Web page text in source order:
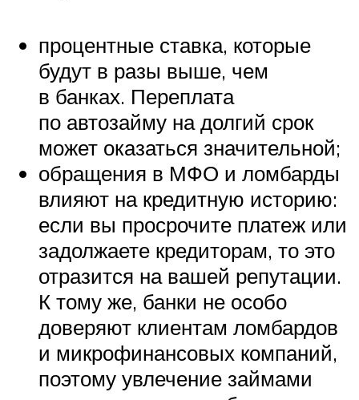
процентные ставка, которые
будут в разы выше, чем
в банках. Переплата
по автозайму на долгий срок
может оказаться значительной;
обращения в МФО и ломбарды
влияют на кредитную историю:
если вы просрочите платеж или
задолжаете кредиторам, то это
отразится на вашей репутации.
К тому же, банки не особо
доверяют клиентам ломбардов
и микрофинансовых компаний,
поэтому увлечение займами